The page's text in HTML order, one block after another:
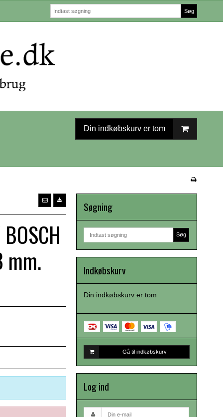
Søg
Din indkøbskurv er tom
mm.
Søgning
Søg
Indkøbskurv
Din indkøbskurv er tom
Gå til indkøbskurv
Log ind